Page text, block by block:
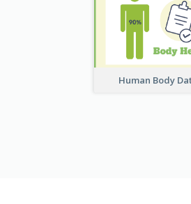
Human Body